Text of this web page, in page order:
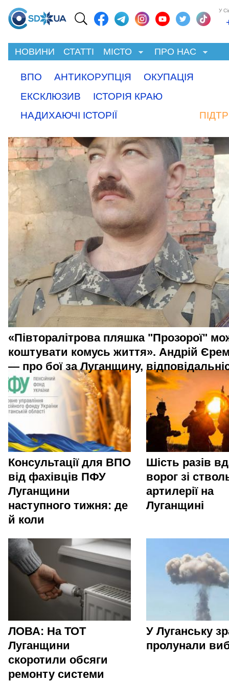
У
НОВИНИ СТАТТІ МІСТО ПРО НАС
ВПО АНТИКОРУПЦІЯ
ОКУПАЦІЯ
ЕКСКЛЮЗИВ
ІСТОРІЯ КРАЮ
НАДИХАЮЧІ ІСТОРІЇ
«Півторалітрова пляшка "Прозорої"
коштувати комусь життя». Андрій
— про бої за Луганщину,
Консультації для ВПО
від фахівців ПФУ
Луганщини
наступного тижня: де
й коли
Шість разів
ворог зі
артилерії на
Луганщині
ЛОВА: На ТОТ
Луганщини
скоротили обсяги
ремонту системи
У Луганську
пролунали